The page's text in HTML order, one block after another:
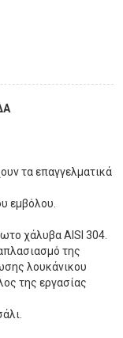
τα επαγγελματικά
εμβόλου.
χάλυβα AISI 304.
της
λουκάνικου
της εργασίας